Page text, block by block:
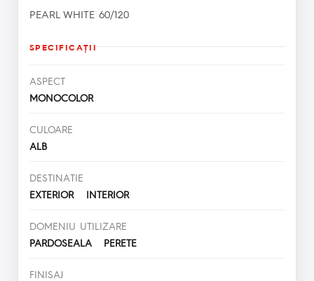
PEARL WHITE 60/120
SPECIFICAŢII
ASPECT
MONOCOLOR
CULOARE
ALB
DESTINATIE
EXTERIOR INTERIOR
DOMENIU UTILIZARE
PARDOSEALA PERETE
FINISAJ